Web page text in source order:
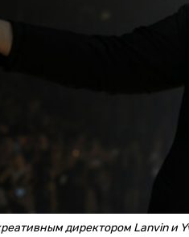
директором Lanvin и